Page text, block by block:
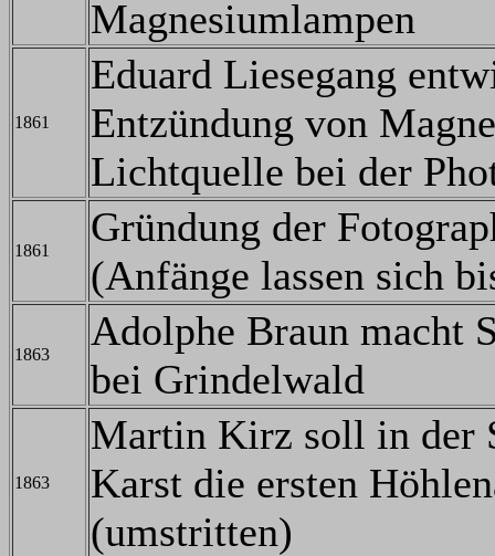
Magnesiumlampen
1861
Eduard Liesegang
Entzündung von
Lichtquelle bei der
1861
Gründung der
(Anfänge lassen sich
1863
Adolphe Braun macht
bei Grindelwald
1863
Martin Kirz soll in der
Karst die ersten
(umstritten)